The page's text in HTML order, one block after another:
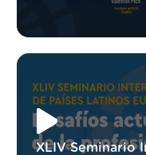
XLIV Seminario